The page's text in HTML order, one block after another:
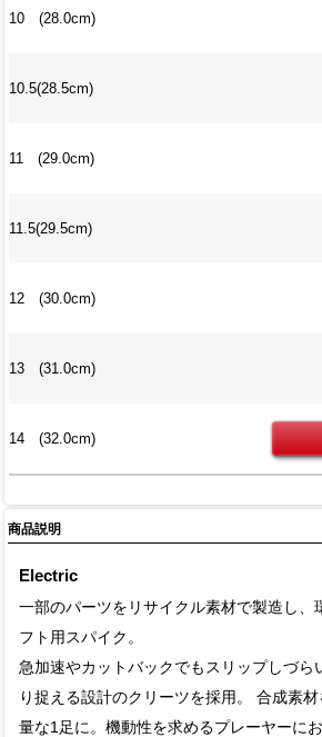
10 (28.0cm)
10.5(28.5cm)
11 (29.0cm)
11.5(29.5cm)
12 (30.0cm)
13 (31.0cm)
14 (32.0cm)
商品説明
Electric
一部のパーツをリサイクル素材で製造し、
フト用スパイク。
急加速やカットバックでもスリップしづら
り捉える設計のクリーツを採用。 合成素
量な1足に。機動性を求めるプレーヤーにお